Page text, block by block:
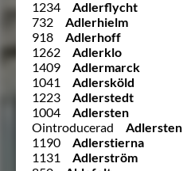
1234
Adlerflycht
732
Adlerhielm
918
Adlerhoff
1262
Adlerklo
1409
Adlermarck
1041
Adlersköld
1223
Adlerstedt
1004
Adlersten
Ointroducerad
Adlersten
1190
Adlerstierna
1131
Adlerström